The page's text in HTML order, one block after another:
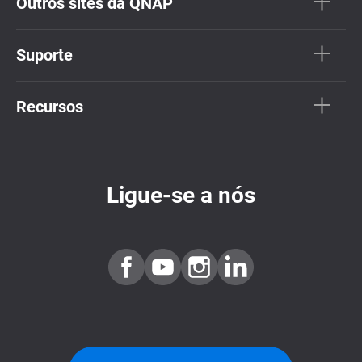
Suporte
Recursos
Ligue-se a nós